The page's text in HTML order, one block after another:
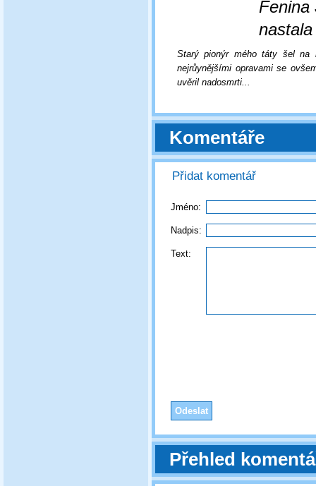
Fenina
Starý pionýr mého táty šel
nejrůynějšími opravami se
uvěril nadosmrti...
Komentáře
Přidat komentář
Jméno:
Nadpis:
Text:
Přehled